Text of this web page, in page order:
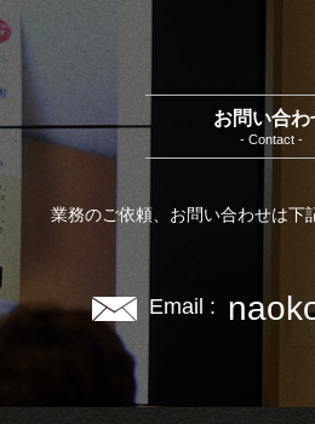
お問い合わ
- Contact -
業務のご依頼、お問い合わせは下
Email :